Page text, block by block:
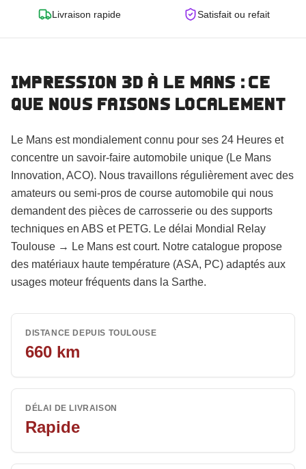
Commander
Livraison rapide Satisfait ou refait
Impression 3D à Le Mans : ce
que nous faisons localement
Le Mans est mondialement connu pour ses 24 Heures et
concentre un savoir-faire automobile unique (Le Mans
Innovation, ACO). Nous travaillons régulièrement avec des
amateurs ou semi-pros de course automobile qui nous
demandent des pièces de carrosserie ou des supports
techniques en ABS et PETG. Le délai Mondial Relay
Toulouse → Le Mans est court. Notre catalogue propose
des matériaux haute température (ASA, PC) adaptés aux
usages moteur fréquents dans la Sarthe.
DISTANCE DEPUIS TOULOUSE
660 km
DÉLAI DE LIVRAISON
Rapide